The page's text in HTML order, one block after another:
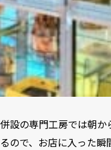
併設の専⾨⼯房では朝
るので、お店に入った